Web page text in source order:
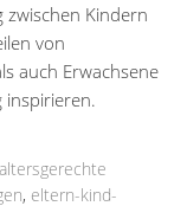
Kindern
von
auch Erwachsene
inspirieren.
altersgerechte
, eltern-kind-